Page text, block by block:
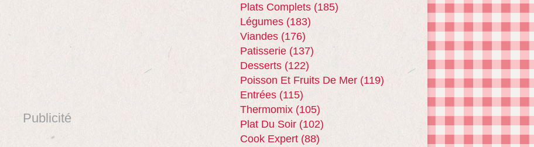
Publicité
Plats Complets (185)
Légumes (183)
Viandes (176)
Patisserie (137)
Desserts (122)
Poisson Et Fruits De Mer (119)
Entrées (115)
Thermomix (105)
Plat Du Soir (102)
Cook Expert (88)